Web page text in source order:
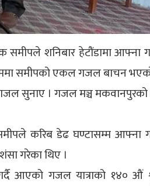
समीपले शनिबार हेटौंडामा
समीपको एकल गजल बाचन
सुनाए । गजल मञ्च मकवानपुरको
करिब डेढ घण्टासम्म आफ्ना
गरेका थिए ।
आएको गजल यात्राको १४०